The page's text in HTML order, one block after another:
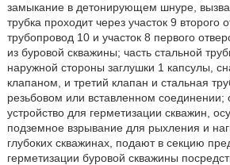
замыкание в детонирующем шнуре,
трубка проходит через участок 9 второго
трубопровод 10 и участок 8 первого
из буровой скважины; часть стальной
наружной стороны заглушки 1 капсулы,
клапаном, и третий клапан и стальная
резьбовом или вставленном
устройство для герметизации скважин,
подземное взрывание для рыхления и
глубоких скважинах, подают в секцию
герметизации буровой скважины